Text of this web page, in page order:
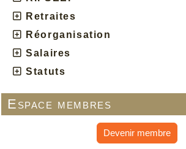
Retraites
Réorganisation
Salaires
Statuts
Espace membres
Devenir membre